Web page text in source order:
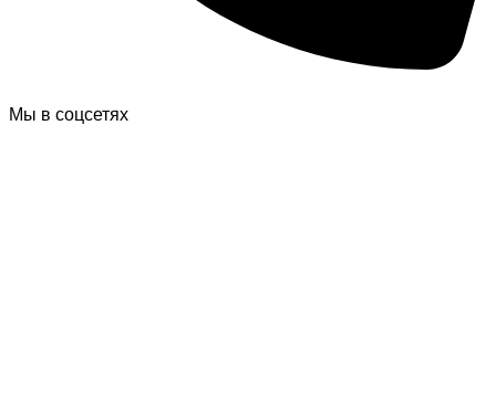
Мы в соцсетях